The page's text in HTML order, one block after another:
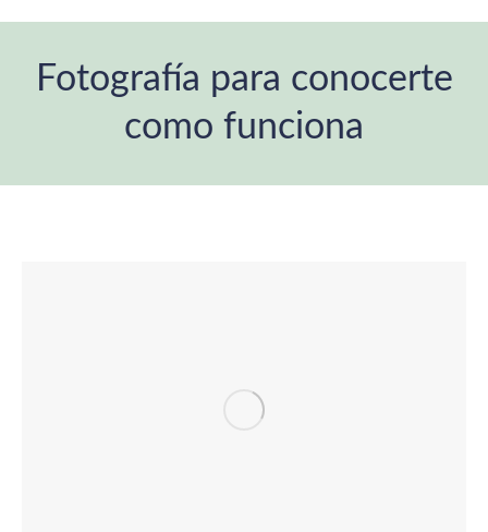
Fotografía para conocerte
como funciona